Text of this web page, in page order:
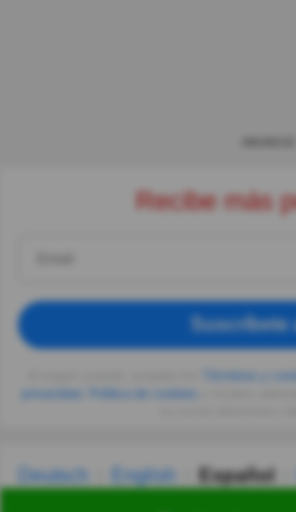
Recibe más
Suscríbete
Deutsch English Español